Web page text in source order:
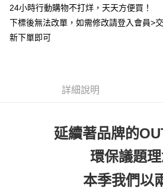
街口支付
悠遊付
付款後全家取貨
每筆NT$60，滿NT$399(含以上)免運費
24小時行動購物不打烊，天天方便買！
下標後無法改單，如需修改請登入會員>
新下單即可
詳細說明
延續著品牌的
環保議題
本季我們以